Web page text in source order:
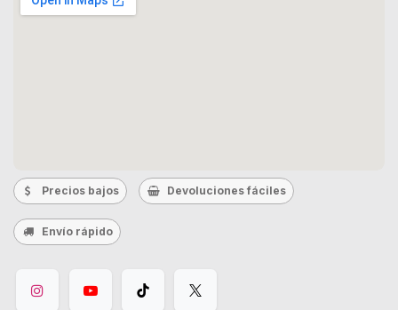
Precios bajos Devoluciones fáciles
Envío rápido